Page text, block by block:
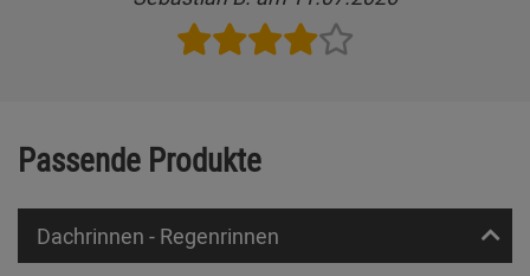
Passende Produkte
Dachrinnen - Regenrinnen